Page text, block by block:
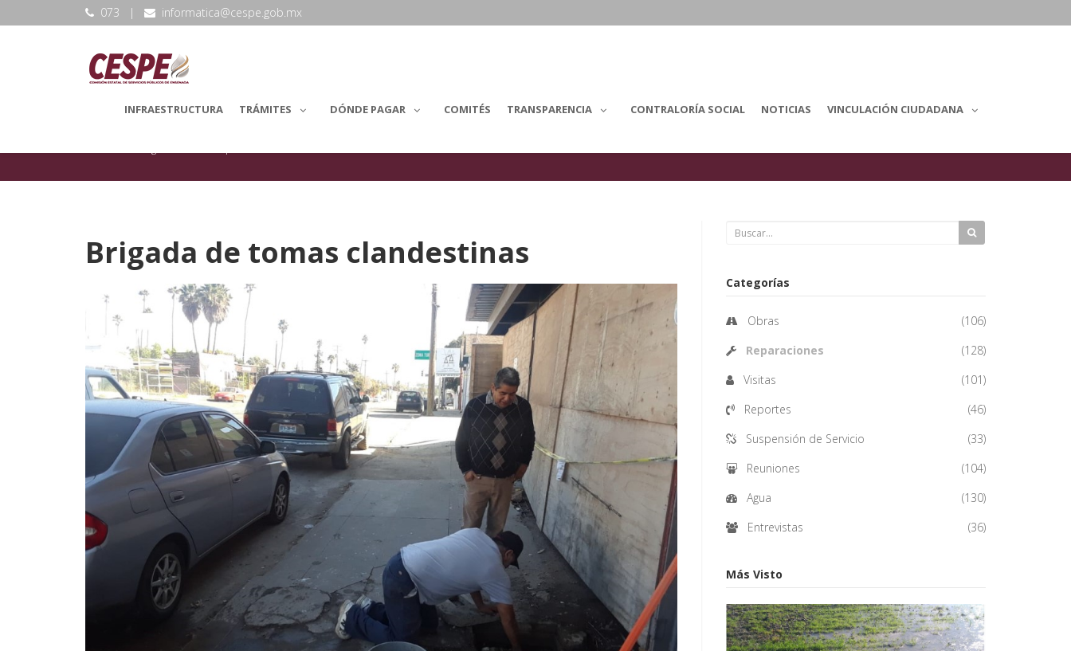
073 | informatica@cespe.gob.mx
INFRAESTRUCTURA TRÁMITES DÓNDE PAGAR COMITÉS TRANSPARENCIA CONTRALORÍA SOCIAL NOTICIAS VINCULACIÓN CIUDADANA
Brigada de tomas clandestinas
Categorías
Obras
(106)
Reparaciones
(128)
Visitas
(101)
Reportes
(46)
Suspensión de Servicio
(33)
Reuniones
(104)
Agua
(130)
Entrevistas
(36)
Más Visto